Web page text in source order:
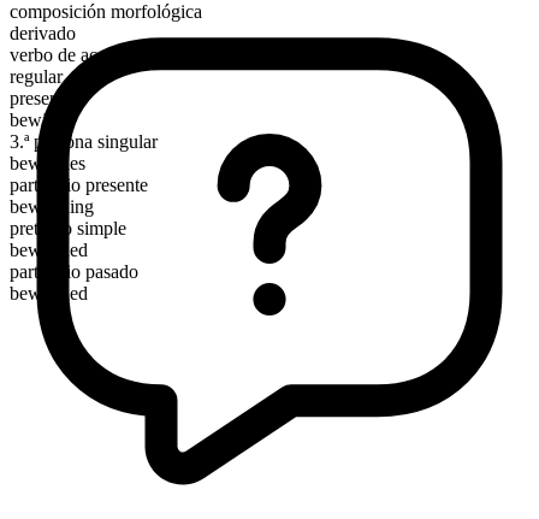
composición morfológica
derivado
verbo de acción
regular
presente
bewitch
3.ª persona singular
bewitches
participio presente
bewitching
pretérito simple
bewitched
participio pasado
bewitched